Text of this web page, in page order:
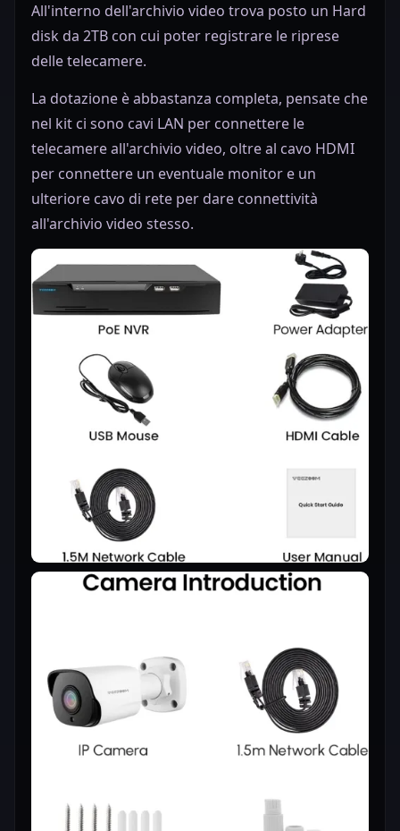
All'interno dell'archivio video trova posto un Hard
disk da 2TB con cui poter registrare le riprese
delle telecamere.
La dotazione è abbastanza completa, pensate che
nel kit ci sono cavi LAN per connettere le
telecamere all'archivio video, oltre al cavo HDMI
per connettere un eventuale monitor e un
ulteriore cavo di rete per dare connettività
all'archivio video stesso.